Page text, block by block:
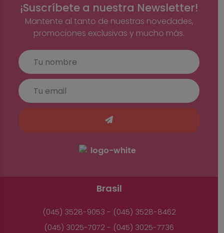
¡Suscríbete a nuestra Newsletter!
Mantente al tanto de nuestras novedades,
promociones exclusivas y mucho más.
Brasil
(045) 3528-9053 - (045) 3528-8462
(045) 3025-7072 - (045) 3025-7736